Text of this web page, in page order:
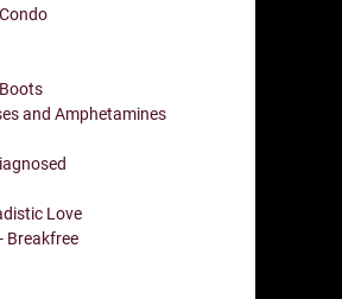
and Amphetamines
Love
Breakfree